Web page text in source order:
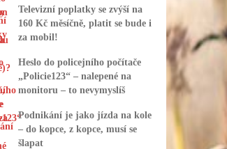
Televizní poplatky se zvýší na
160 Kč měsíčně, platit se bude i
za mobil!
Heslo do policejního počítače
„Policie123“ – nalepené na
monitoru – to nevymyslíš
Podnikání je jako jízda na kole
– do kopce, z kopce, musí se
šlapat